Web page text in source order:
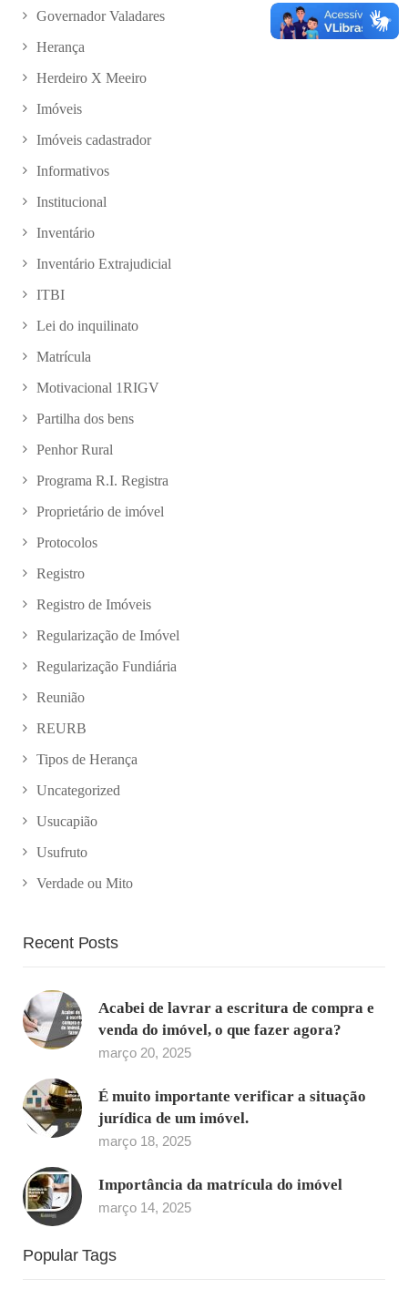
Governador Valadares
Herança
Herdeiro X Meeiro
Imóveis
Imóveis cadastrador
Informativos
Institucional
Inventário
Inventário Extrajudicial
ITBI
Lei do inquilinato
Matrícula
Motivacional 1RIGV
Partilha dos bens
Penhor Rural
Programa R.I. Registra
Proprietário de imóvel
Protocolos
Registro
Registro de Imóveis
Regularização de Imóvel
Regularização Fundiária
Reunião
REURB
Tipos de Herança
Uncategorized
Usucapião
Usufruto
Verdade ou Mito
Recent Posts
Acabei de lavrar a escritura de compra e
venda do imóvel, o que fazer agora?
março 20, 2025
É muito importante verificar a situação
jurídica de um imóvel.
março 18, 2025
Importância da matrícula do imóvel
março 14, 2025
Popular Tags